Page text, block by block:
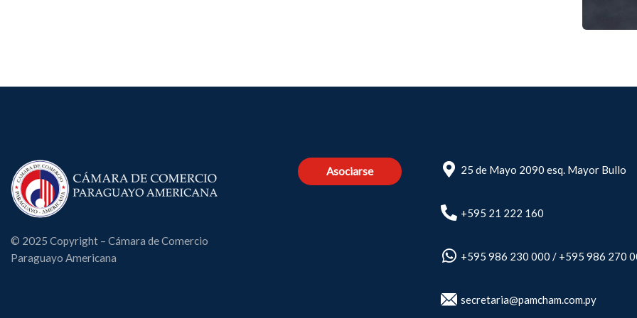
© 2025 Copyright – Cámara de Comercio
Paraguayo Americana
Asociarse 25 de Mayo 2090 esq. Mayor Bullo
+595 21 222 160
+595 986 230 000 / +595 986 270
secretaria@pamcham.com.py